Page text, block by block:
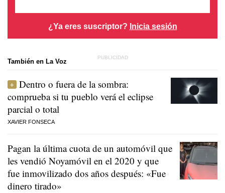
¿Ya eres suscriptor? Inicia sesión
También en La Voz
Dentro o fuera de la sombra:
comprueba si tu pueblo verá el eclipse
parcial o total
XAVIER FONSECA
Pagan la última cuota de un automóvil que
les vendió Noyamóvil en el 2020 y que
fue inmovilizado dos años después: «Fue
dinero tirado»